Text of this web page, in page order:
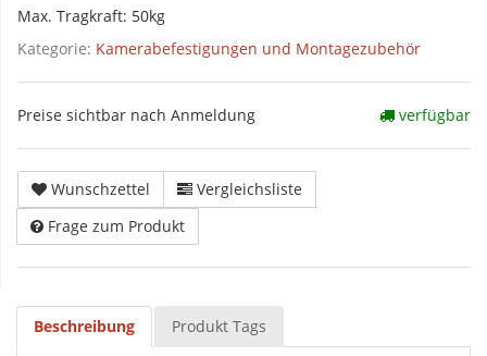
Max. Tragkraft: 50kg
Kategorie: Kamerabefestigungen und Montagezubehör
Preise sichtbar nach Anmeldung verfügbar
Wunschzettel
Vergleichsliste
Frage zum Produkt
Beschreibung Produkt Tags